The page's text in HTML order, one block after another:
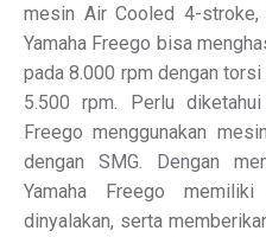
mesin Air Cooled 4-
Yamaha Freego bisa
pada 8.000 rpm dengan
5.500 rpm. Perlu
Freego menggunakan
dengan SMG. Dengan
Yamaha Freego
dinyalakan, serta